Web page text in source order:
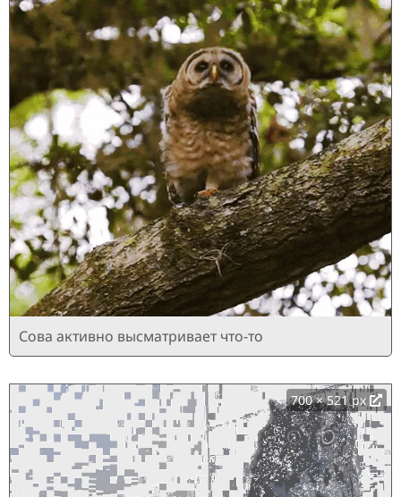
Сова активно высматривает что-то
700 × 521 px